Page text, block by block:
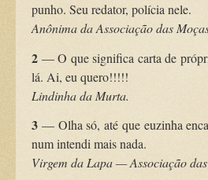
punho. Seu redator, polícia nele.
Anônima da Associação das
2 — O que significa carta de
lá. Ai, eu quero!!!!!
Lindinha da Murta.
3 — Olha só, até que euzinha
num intendi mais nada.
Virgem da Lapa — Associação